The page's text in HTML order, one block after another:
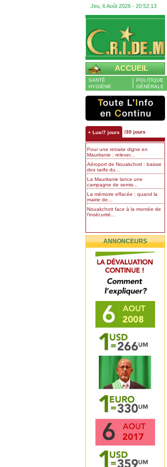
Jeu, 6 Août 2026 - 20:52:14
ACCUEIL
SANTÉ
HYGIÈNE
POLITIQUE
GÉNÉRALE
+ Lus/7 jours /30 jours
Pour une retraite digne en
Mauritanie : relever...
Aéroport de Nouakchott : baisse
des tarifs du...
La Mauritanie lance une
campagne de semis...
La mémoire effacée : quand la
mairie de...
Nouakchott face à la montée de
l’insécurité...
ANNONCEURS